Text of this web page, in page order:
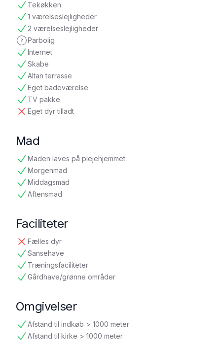
Tekøkken
tilgængelig
1 værelseslejligheder
tilgængelig
2 værelseslejligheder
tilgængelig
Parbolig
ikke oplyst
Internet
tilgængelig
Skabe
tilgængelig
Altan terrasse
tilgængelig
Eget badeværelse
tilgængelig
TV pakke
tilgængelig
Eget dyr tilladt
ikke tilgængelig
Mad
Maden laves på plejehjemmet
tilgængelig
Morgenmad
tilgængelig
Middagsmad
tilgængelig
Aftensmad
tilgængelig
Faciliteter
Fælles dyr
ikke tilgængelig
Sansehave
tilgængelig
Træningsfaciliteter
tilgængelig
Gårdhave/grønne områder
tilgængelig
Omgivelser
Afstand til indkøb > 1000 meter
tilgængelig
Afstand til kirke > 1000 meter
tilgængelig